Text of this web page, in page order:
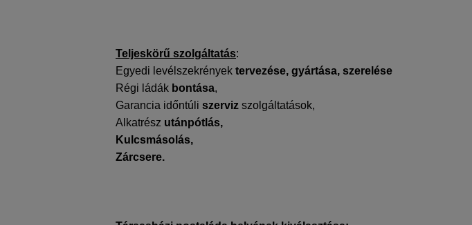
Teljeskörű szolgáltatás:
Egyedi levélszekrények tervezése, gyártása, szerelése
Régi ládák bontása,
Garancia időntúli szerviz szolgáltatások,
Alkatrész utánpótlás,
Kulcsmásolás,
Zárcsere.